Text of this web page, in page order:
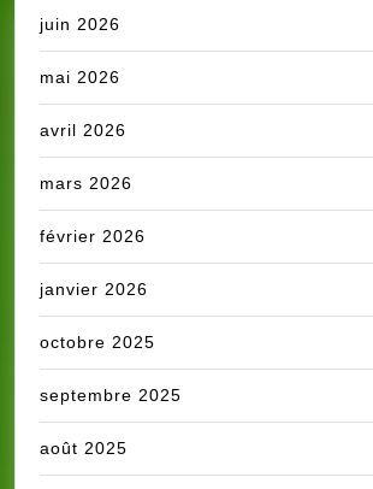
juin 2026
mai 2026
avril 2026
mars 2026
février 2026
janvier 2026
octobre 2025
septembre 2025
août 2025